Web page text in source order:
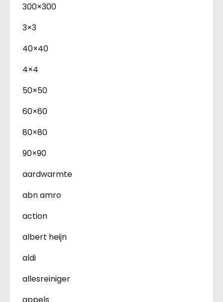
300×300
3×3
40×40
4×4
50×50
60×60
80×80
90×90
aardwarmte
abn amro
action
albert heijn
aldi
allesreiniger
appels